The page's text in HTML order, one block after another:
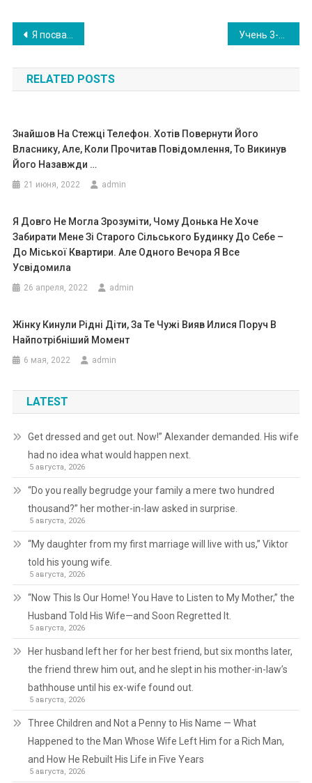
Навигация
по
записям
Я посварилася з чоловіком і, щоб відволіктися, вирішила походити по магазинах, де побачила щось чудове …
RELATED POSTS
Знайшов На Стежці Телефон. Хотів Повернути Його
Власнику, Але, Коли Прочитав Повідомлення, То Викинув
Його Назавжди …
21 июня, 2022 admin
Я Довго Не Могла Зрозуміти, Чому Донька Не Хоче
Забирати Мене Зі Старого Сільського Будинку До Себе –
До Міської Квартири. Але Одного Вечора Я Все
Усвідомила
26 апреля, 2022 admin
Жінку Кинули Рідні Діти, За Те Чужі Вияв Илися Поруч В
Найпотрібніший Момент
6 мая, 2022 admin
LATEST
Get dressed and get out. Now!” Alexander demanded. His wife
had no idea what would happen next.
5 августа, 2026
“Do you really begrudge your family a mere two hundred
thousand?” her mother-in-law asked in surprise.
5 августа, 2026
“My daughter from my first marriage will live with us,” Viktor
told his young wife.
5 августа, 2026
“Now This Is Our Home! You Have to Listen to My Mother,” the
Husband Told His Wife—and Soon Regretted It.
5 августа, 2026
Her husband left her for her best friend, but six months later,
the friend threw him out, and he slept in his mother-in-law’s
bathhouse until his ex-wife found out.
5 августа, 2026
Three Children and Not a Penny to His Name — What
Happened to the Man Whose Wife Left Him for a Rich Man,
and How He Rebuilt His Life in Five Years
5 августа, 2026